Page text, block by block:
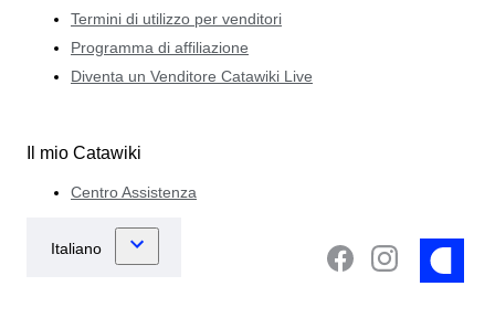
Termini di utilizzo per venditori
Programma di affiliazione
Diventa un Venditore Catawiki Live
Il mio Catawiki
Centro Assistenza